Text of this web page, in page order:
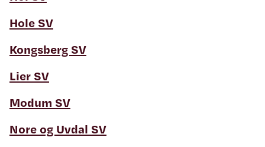
Hole SV
Kongsberg SV
Lier SV
Modum SV
Nore og Uvdal SV